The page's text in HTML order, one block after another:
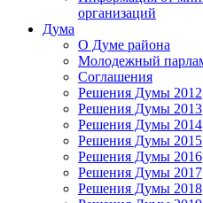
организаций
Дума
О Думе района
Молодежный
Соглашения
Решения Думы 2012
Решения Думы 2013
Решения Думы 2014
Решения Думы 2015
Решения Думы 2016
Решения Думы 2017
Решения Думы 2018